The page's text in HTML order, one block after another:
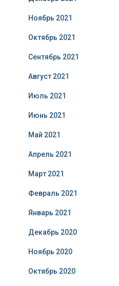
Ноябрь 2021
Октябрь 2021
Сентябрь 2021
Август 2021
Июль 2021
Июнь 2021
Май 2021
Апрель 2021
Март 2021
Февраль 2021
Январь 2021
Декабрь 2020
Ноябрь 2020
Октябрь 2020